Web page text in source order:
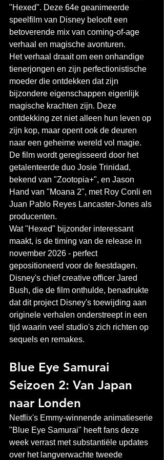
"Hexed". Deze 64e geanimeerde
speelfilm van Disney belooft een
betoverende mix van coming-of-age
verhaal en magische avonturen.
Het verhaal draait om een onhandige
tienerjongen en zijn perfectionistische
moeder die ontdekken dat zijn
bijzondere eigenschappen eigenlijk
magische krachten zijn. Deze
ontdekking zet niet alleen hun leven op
zijn kop, maar opent ook de deuren
naar een geheime wereld vol magie.
De film wordt geregisseerd door het
getalenteerde duo Josie Trinidad,
bekend van "Zootopia+", en Jason
Hand van "Moana 2", met Roy Conli en
Juan Pablo Reyes Lancaster-Jones als
producenten.
Wat "Hexed" bijzonder interessant
maakt, is de timing van de release in
november 2026 - perfect
gepositioneerd voor de feestdagen.
Disney's chief creative officer Jared
Bush, die de film onthulde, benadrukte
dat dit project Disney's toewijding aan
originele verhalen onderstreept in een
tijd waarin veel studio's zich richten op
sequels en remakes.
Blue Eye Samurai
Seizoen 2: Van Japan
naar Londen
Netflix's Emmy-winnende animatieserie
"Blue Eye Samurai" heeft fans deze
week verrast met substantiële updates
over het langverwachte tweede